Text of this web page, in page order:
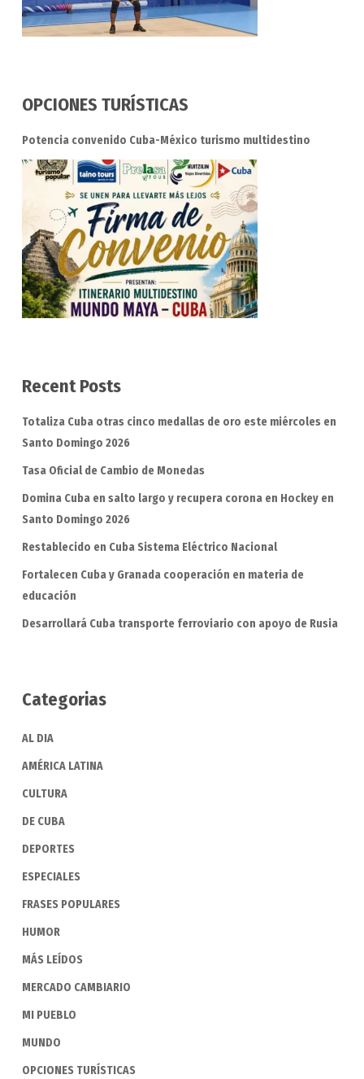
OPCIONES TURÍSTICAS
Potencia convenido Cuba-México turismo multidestino
Recent Posts
Totaliza Cuba otras cinco medallas de oro este miércoles en
Santo Domingo 2026
Tasa Oficial de Cambio de Monedas
Domina Cuba en salto largo y recupera corona en Hockey en
Santo Domingo 2026
Restablecido en Cuba Sistema Eléctrico Nacional
Fortalecen Cuba y Granada cooperación en materia de
educación
Desarrollará Cuba transporte ferroviario con apoyo de Rusia
Categorias
AL DIA
AMÉRICA LATINA
CULTURA
DE CUBA
DEPORTES
ESPECIALES
FRASES POPULARES
HUMOR
MÁS LEÍDOS
MERCADO CAMBIARIO
MI PUEBLO
MUNDO
OPCIONES TURÍSTICAS